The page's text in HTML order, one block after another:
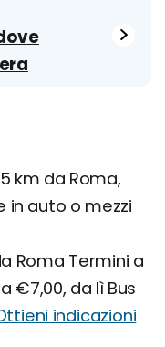
km da Roma,
in auto o mezzi
Roma Termini a
€7,00, da lì Bus
indicazioni